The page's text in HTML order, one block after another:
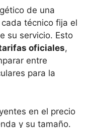
de una
técnico fija el
su servicio. Esto
oficiales,
entre
para la
en el precio
y su tamaño.